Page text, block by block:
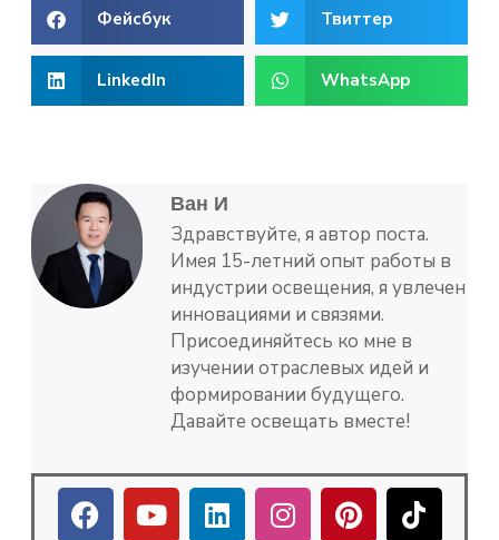
Фейсбук Твиттер
LinkedIn WhatsApp
Ван И
Здравствуйте, я автор поста.
Имея 15-летний опыт работы в
индустрии освещения, я увлечен
инновациями и связями.
Присоединяйтесь ко мне в
изучении отраслевых идей и
формировании будущего.
Давайте освещать вместе!